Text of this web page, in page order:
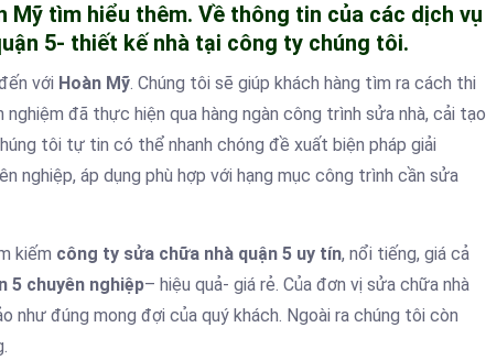
tìm hiểu thêm. Về thông tin của các dịch vụ
5- thiết kế nhà tại công ty chúng tôi.
với Hoàn Mỹ. Chúng tôi sẽ giúp khách hàng tìm ra cách thi
đã thực hiện qua hàng ngàn công trình sửa nhà, cải tạo
tôi tự tin có thể nhanh chóng đề xuất biện pháp giải
nghiệp, áp dụng phù hợp với hạng mục công trình cần sửa
kiếm công ty sửa chữa nhà quận 5 uy tín, nổi tiếng, giá cả
5 chuyên nghiệp– hiệu quả- giá rẻ. Của đơn vị sửa chữa nhà
như đúng mong đợi của quý khách. Ngoài ra chúng tôi còn